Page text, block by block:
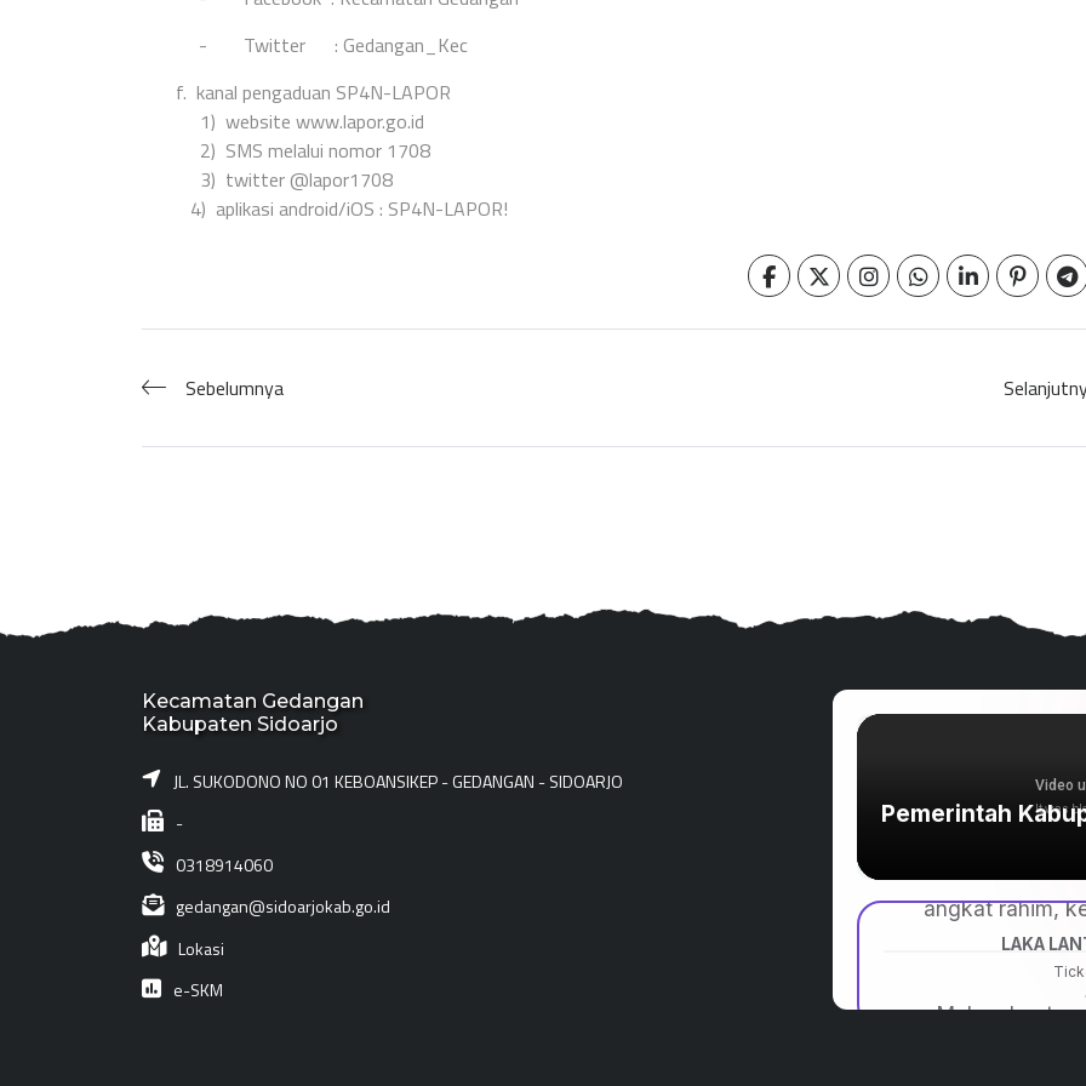
-
Twitter : Gedangan_Kec
f. kanal pengaduan SP4N-LAPOR
1) website www.lapor.go.id
2) SMS melalui nomor 1708
3) twitter @lapor1708
4) aplikasi android/iOS : SP4N-LAPOR!
Sebelumnya
Kecamatan Gedangan
Kabupaten Sidoarjo
JL. SUKODONO NO 01 KEBOANSIKEP - GEDANGAN - SIDOARJO
-
0318914060
gedangan@sidoarjokab.go.id
Lokasi
e-SKM